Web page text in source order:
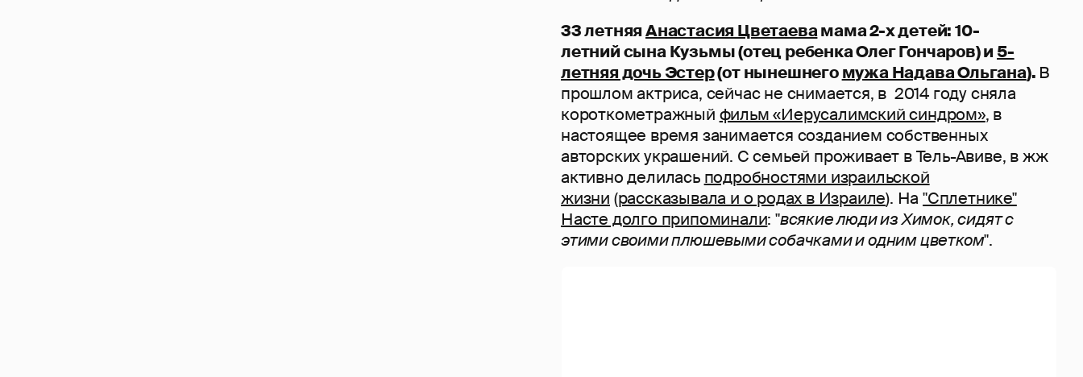
33 летняяАнастасия Цветаевамама 2-х детей: 10-
летний сына Кузьмы (отец ребенка Олег Гончаров) и 5-
летняя дочь Эстер(от нынешнегомужа Надава Ольгана). В
прошлом актриса, сейчас не снимается, в 2014 году сняла
короткометражный фильм «Иерусалимский синдром», в
настоящее время занимается созданием собственных
авторских украшений. С семьей проживает в Тель-Авиве, в жж
активно делилась подробностями израильской
жизни (рассказывала и о родах в Израиле). На"Сплетнике"
Насте долго припоминали: "всякие люди из Химок, сидят с
этими своими плюшевыми собачками и одним цветком".